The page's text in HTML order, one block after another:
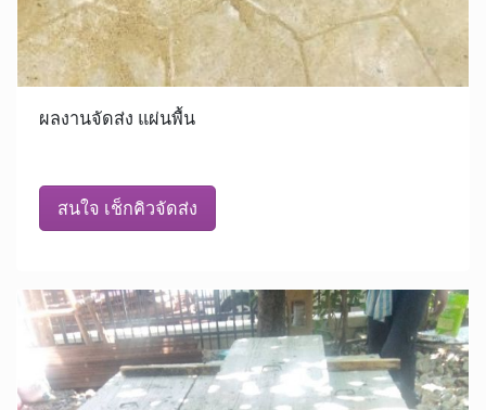
ผลงานจัดส่ง แผ่นพื้น
สนใจ เช็กคิวจัดส่ง